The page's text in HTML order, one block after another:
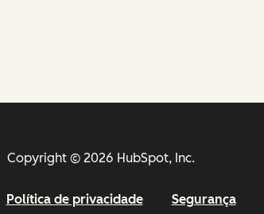
Copyright © 2026 HubSpot, Inc.
Política de privacidade Segurança